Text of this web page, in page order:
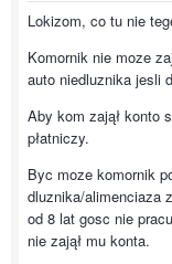
Lokizom, co tu nie
Komornik nie moze
auto niedluznika jesli
Aby kom zajął konto
płatniczy.
Byc moze komornik
dluznika/alimenciaza
od 8 lat gosc nie
nie zajął mu konta.